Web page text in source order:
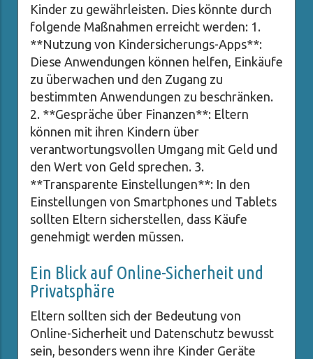
Kinder zu gewährleisten. Dies könnte durch
folgende Maßnahmen erreicht werden: 1.
**Nutzung von Kindersicherungs-Apps**:
Diese Anwendungen können helfen, Einkäufe
zu überwachen und den Zugang zu
bestimmten Anwendungen zu beschränken.
2. **Gespräche über Finanzen**: Eltern
können mit ihren Kindern über
verantwortungsvollen Umgang mit Geld und
den Wert von Geld sprechen. 3.
**Transparente Einstellungen**: In den
Einstellungen von Smartphones und Tablets
sollten Eltern sicherstellen, dass Käufe
genehmigt werden müssen.
Ein Blick auf Online-Sicherheit und
Privatsphäre
Eltern sollten sich der Bedeutung von
Online-Sicherheit und Datenschutz bewusst
sein, besonders wenn ihre Kinder Geräte